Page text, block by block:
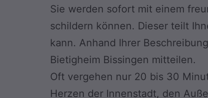
Sie werden sofort mit einem
schildern können. Dieser teilt
kann. Anhand Ihrer
Bietigheim Bissingen mitteilen.
Oft vergehen nur 20 bis 30
Herzen der Innenstadt, den